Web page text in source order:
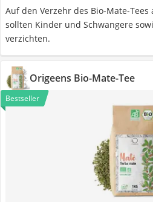
Auf den Verzehr des Bio-Mate-Tees
sollten Kinder und Schwangere
verzichten.
Origeens Bio-Mate-Tee
Bestseller